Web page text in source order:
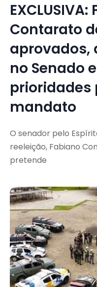
Contarato
aprovados,
no Senado
prioridades
mandato
O senador pelo
reeleição, Fabiano
pretende